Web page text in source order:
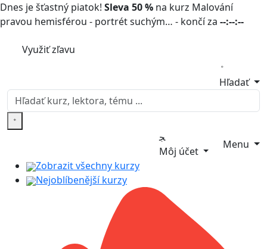
Dnes je šťastný piatok! Sleva 50 % na kurz Malování
pravou hemisférou - portrét suchým… - končí za --:--:--
Využiť zľavu
Hľadať
Môj účet
Menu
Zobrazit všechny kurzy
Nejoblíbenější kurzy